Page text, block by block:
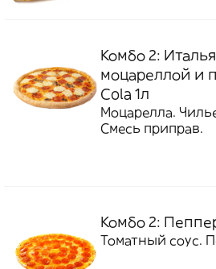
Комбо 2:
моцареллой и
Cola 1л
Моцарелла.
Смесь приправ.
Комбо 2:
Томатный соус.